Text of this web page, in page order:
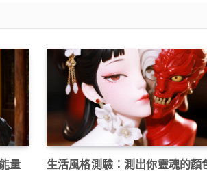
量
生活風格測驗：測出你靈魂的顏